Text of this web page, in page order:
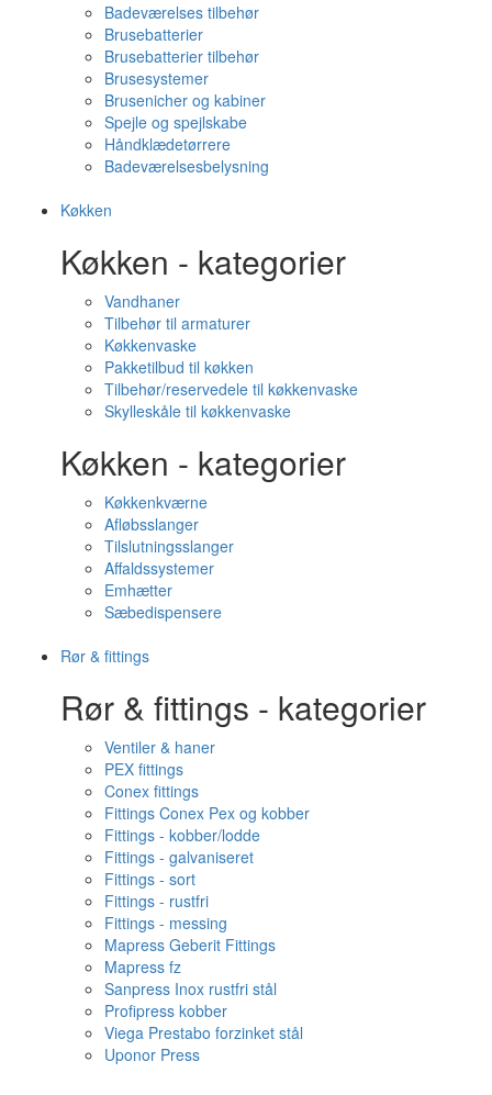
Badeværelses tilbehør
Brusebatterier
Brusebatterier tilbehør
Brusesystemer
Brusenicher og kabiner
Spejle og spejlskabe
Håndklædetørrere
Badeværelsesbelysning
Køkken
Køkken - kategorier
Vandhaner
Tilbehør til armaturer
Køkkenvaske
Pakketilbud til køkken
Tilbehør/reservedele til køkkenvaske
Skylleskåle til køkkenvaske
Køkken - kategorier
Køkkenkværne
Afløbsslanger
Tilslutningsslanger
Affaldssystemer
Emhætter
Sæbedispensere
Rør & fittings
Rør & fittings - kategorier
Ventiler & haner
PEX fittings
Conex fittings
Fittings Conex Pex og kobber
Fittings - kobber/lodde
Fittings - galvaniseret
Fittings - sort
Fittings - rustfri
Fittings - messing
Mapress Geberit Fittings
Mapress fz
Sanpress Inox rustfri stål
Profipress kobber
Viega Prestabo forzinket stål
Uponor Press